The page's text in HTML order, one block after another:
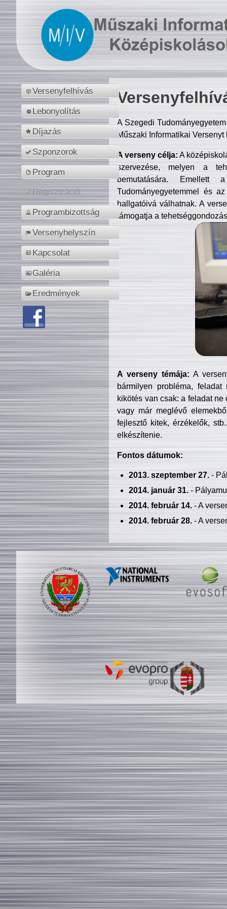
Versenyfelhívás
Lebonyolítás
Díjazás
Szponzorok
Program
Regisztráció
Programbizottság
Versenyhelyszín
Kapcsolat
Galéria
Eredmények
A Szegedi
Műszaki Informatikai
A verseny célja: A
szervezése, melyen a
bemutatására. Emellett
Tudományegyetemmel és
hallgatóivá válhatnak. A
támogatja a
A verseny témája: A
bármilyen probléma, feladat
kikötés van csak: a feladat
vagy már meglévő
fejlesztő kitek, érzékelők,
elkészítenie.
Fontos dátumok:
2013. szeptember 27.-
2014. január 31.-
2014. február 14.- A
2014. február 28.- A